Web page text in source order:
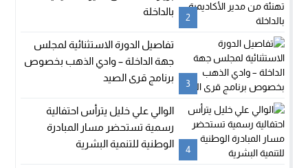
2
بالداخلة
3
تفاصيل الدورة الاستثنائية لمجلس
جهة الداخلة – وادي الذهب بخصوص
برنامج قرى الصيد
4
الوالي علي خليل يترأس احتفالية
رسمية تستحضر مسار المبادرة
الوطنية للتنمية البشرية